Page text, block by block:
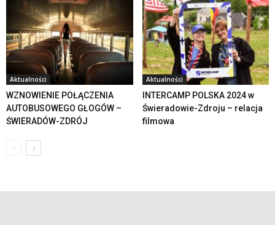
Aktualności
WZNOWIENIE POŁĄCZENIA
AUTOBUSOWEGO GŁOGÓW –
ŚWIERADÓW-ZDRÓJ
Aktualności
INTERCAMP POLSKA 2024 w
Świeradowie-Zdroju – relacja
filmowa